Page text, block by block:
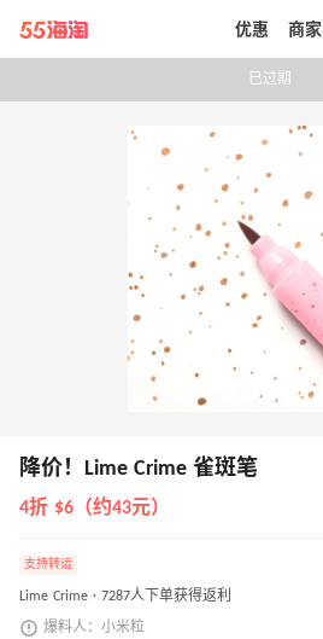
带你去官网买正品
优惠 商家
已过期
降价！Lime Crime 雀斑笔
4折 $6（约43元）
支持转运
Lime Crime · 7287人下单获得返利
爆料人：小米粒